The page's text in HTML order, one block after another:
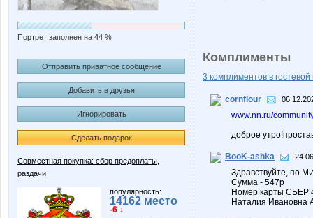
Портрет заполнен на 44 %
Отправить приватное сообщение
Добавить в друзья
Игнорировать
Сделать подарок
Совместная покупка: сбор предоплаты,
раздачи
популярность:
14162 место
-6 ↓
Комплименты
3 комплиментов в гостевой
cornflour
www.nn.ru/
доброе
BooK-ashka
Здравствуйте, по
Сумма - 547р
Номер карты СБЕР
Наталия Ивановна